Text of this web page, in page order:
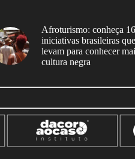
Afroturismo: conheça 16
iniciativas brasileiras
levam para conhecer
cultura negra